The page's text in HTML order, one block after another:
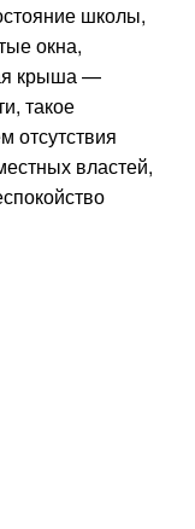
школы,
окна,
крыша —
такое
отсутствия
властей,